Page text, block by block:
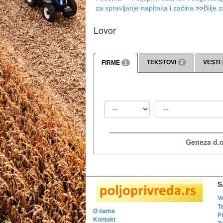
za spravljanje napitaka i začina >>Bilje
Lovor
FIRME 1 TEKSTOVI 2 VESTI
Geneza
O nama
Kontakt